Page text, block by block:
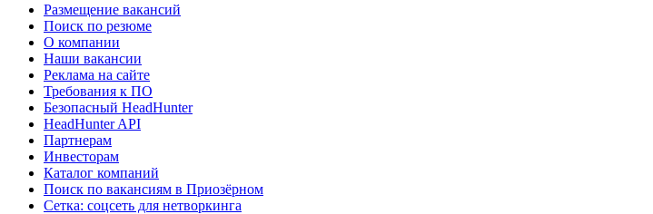
Размещение вакансий
Поиск по резюме
О компании
Наши вакансии
Реклама на сайте
Требования к ПО
Безопасный HeadHunter
HeadHunter API
Партнерам
Инвесторам
Каталог компаний
Поиск по вакансиям в Приозёрном
Сетка: соцсеть для нетворкинга